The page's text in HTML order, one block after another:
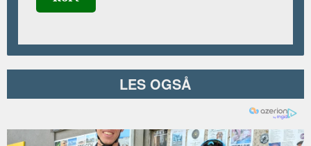
LES OGSÅ